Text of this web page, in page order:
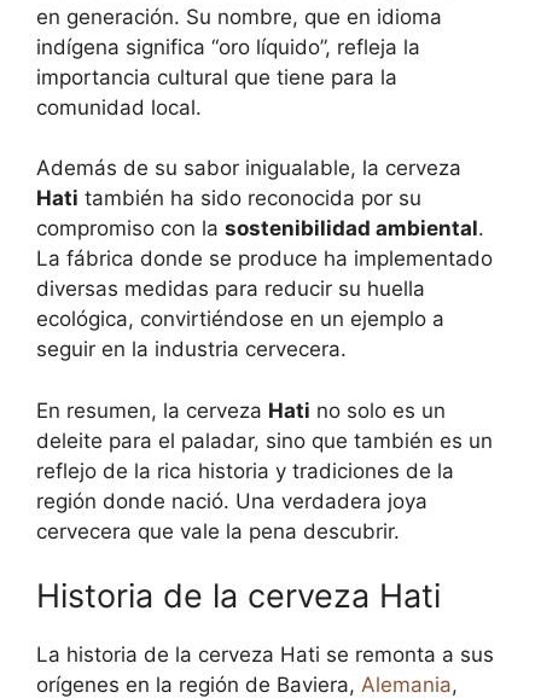
en generación. Su nombre, que en idioma
indígena significa “oro líquido”, refleja la
importancia cultural que tiene para la
comunidad local.
Además de su sabor inigualable, la cerveza
Hati también ha sido reconocida por su
compromiso con la sostenibilidad ambiental.
La fábrica donde se produce ha implementado
diversas medidas para reducir su huella
ecológica, convirtiéndose en un ejemplo a
seguir en la industria cervecera.
En resumen, la cerveza Hati no solo es un
deleite para el paladar, sino que también es un
reflejo de la rica historia y tradiciones de la
región donde nació. Una verdadera joya
cervecera que vale la pena descubrir.
Historia de la cerveza Hati
La historia de la cerveza Hati se remonta a sus
orígenes en la región de Baviera, Alemania,